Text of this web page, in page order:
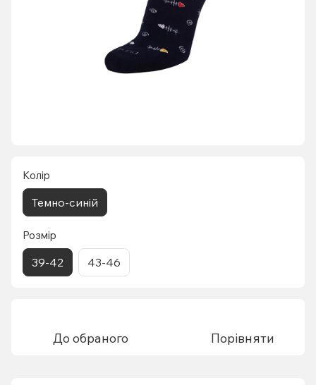
Колір
Темно-синій
Розмір
39-42 43-46
До обраного Порівняти